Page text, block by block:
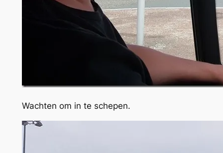
Wachten om in te schepen.